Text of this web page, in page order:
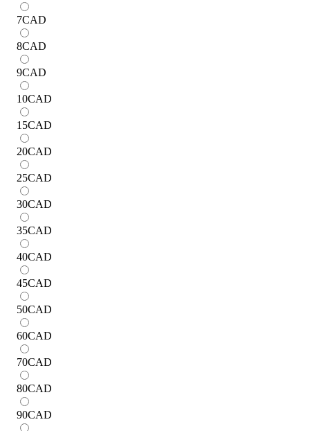
7CAD
8CAD
9CAD
10CAD
15CAD
20CAD
25CAD
30CAD
35CAD
40CAD
45CAD
50CAD
60CAD
70CAD
80CAD
90CAD